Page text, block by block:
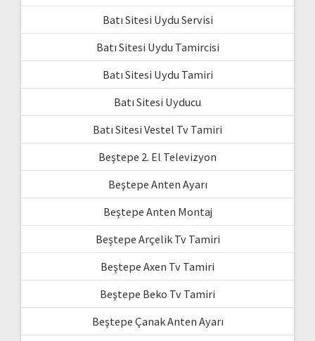
Batı Sitesi Uydu Servisi
Batı Sitesi Uydu Tamircisi
Batı Sitesi Uydu Tamiri
Batı Sitesi Uyducu
Batı Sitesi Vestel Tv Tamiri
Beştepe 2. El Televizyon
Beştepe Anten Ayarı
Beştepe Anten Montaj
Beştepe Arçelik Tv Tamiri
Beştepe Axen Tv Tamiri
Beştepe Beko Tv Tamiri
Beştepe Çanak Anten Ayarı